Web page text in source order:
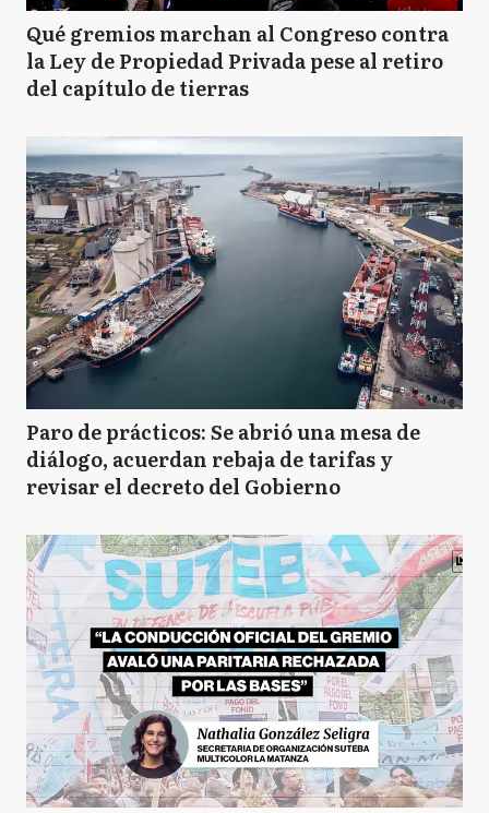
Qué gremios marchan al Congreso contra
la Ley de Propiedad Privada pese al retiro
del capítulo de tierras
Paro de prácticos: Se abrió una mesa de
diálogo, acuerdan rebaja de tarifas y
revisar el decreto del Gobierno